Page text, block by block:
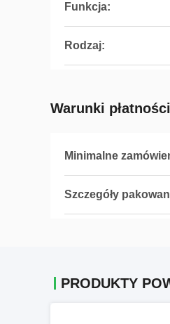
Funkcja:
Rodzaj:
Warunki
Minimalne
Szczegóły